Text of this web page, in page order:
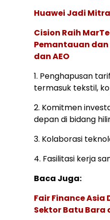
Huawei Jadi Mitra
Cision Raih
Pemantauan dan
dan AEO
1. Penghapusan
termasuk tekstil,
2. Komitmen
depan di bidang
3. Kolaborasi
4. Fasilitasi kerja
Baca Juga:
Fair Finance
Sektor Batu Bara